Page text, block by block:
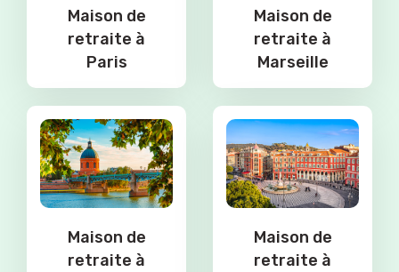
Maison de
retraite à
Paris
Maison de
retraite à
Marseille
Maison de
retraite à
Maison de
retraite à